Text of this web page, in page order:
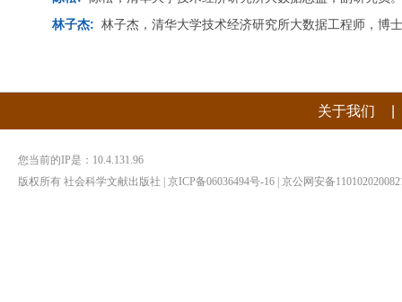
林子杰: 林子杰，清华大学技术经济研究所大数据工程师，博
关于我们
您当前的IP是： 10.4.131.96
版权所有 社会科学文献出版社 | 京ICP备06036494号-16 | 京公网安备